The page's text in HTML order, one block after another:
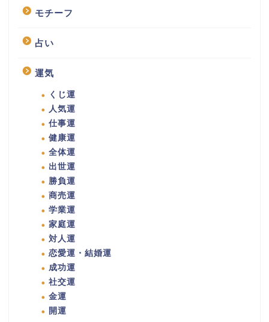
モチーフ
占い
運気
くじ運
人気運
仕事運
健康運
全体運
出世運
勝負運
商売運
学業運
家庭運
対人運
恋愛運・結婚運
成功運
社交運
金運
開運